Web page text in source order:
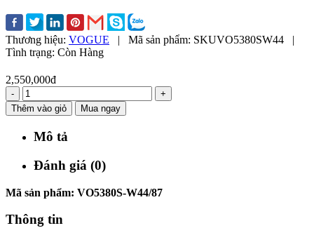
Thương hiệu: VOGUE | Mã sản phẩm: SKUVO5380SW44
|
Tình trạng: Còn Hàng
2,550,000đ
-
+
Thêm vào giỏ
Mua ngay
Mô tả
Đánh giá (0)
Mã sản phẩm: VO5380S-W44/87
Thông tin